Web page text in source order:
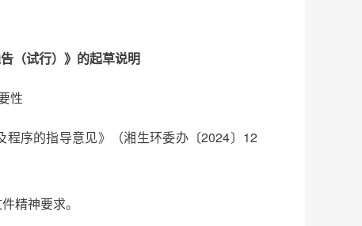
（试行）》的起草说明
性
序的指导意见》（湘生环委办〔2024〕12
精神要求。